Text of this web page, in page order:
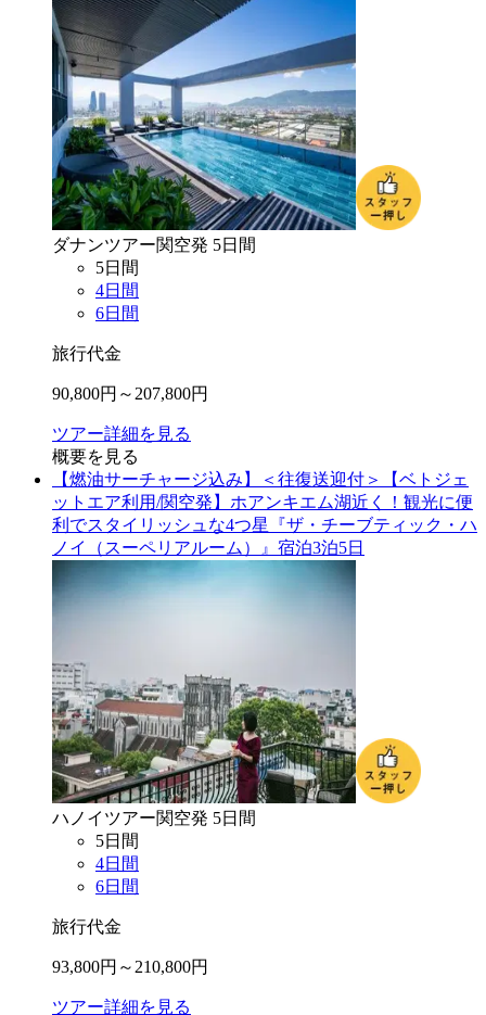
ダナンツアー関空発 5日間
5日間
4日間
6日間
旅行代金
90,800円～ 207,800円
ツアー詳細を見る
概要を見る
【燃油サーチャージ込み】＜往復送迎付＞【ベトジェ
ットエア利用/関空発】ホアンキエム湖近く！観光に便
利でスタイリッシュな4つ星『ザ・チーブティック・ハ
ノイ（スーペリアルーム）』宿泊3泊5日
ハノイ ツアー関空発 5日間
5日間
4日間
6日間
旅行代金
93,800円～ 210,800円
ツアー詳細を見る